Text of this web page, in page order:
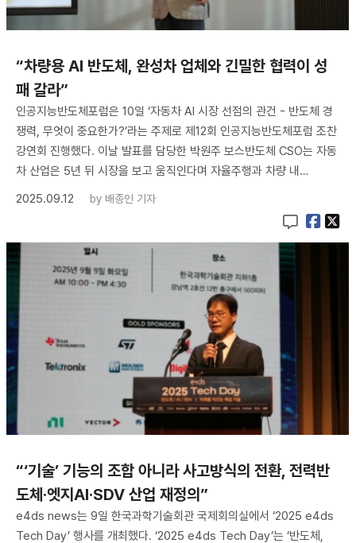
“차량용 AI 반도체, 완성차 업체와 긴밀한 협력이 성
패 갈라”
인공지능반도체포럼은 10일 ‘자동차 AI 시장 선점의 관건 - 반도체 경
쟁력, 무엇이 중요한가?’라는 주제로 제12회 인공지능반도체포럼 조찬
강연회 진행했다. 이날 발표를 담당한 박원주 보스반도체 CSO는 자동
차 산업은 5년 뒤 시장을 보고 움직인다며 자율주행과 차량 내…
2025.09.12
by 배종인 기자
“‘기술’ 기능의 조합 아니라 사고방식의 전환, 전력반
도체·엣지AI·SDV 산업 재정의”
e4ds news는 9일 한국과학기술회관 국제회의실에서 ‘2025 e4ds
Tech Day’ 행사를 개최했다. ‘2025 e4ds Tech Day’는 ‘반도체,